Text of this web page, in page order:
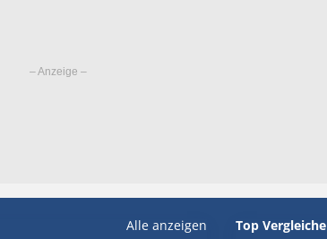
Alle anzeigen
Top Vergleiche